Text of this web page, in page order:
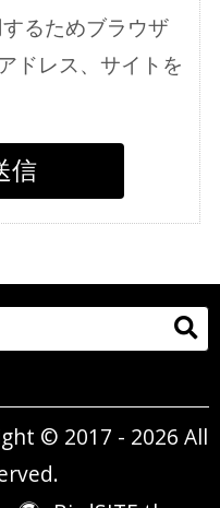
るためブラウザ
ドレス、サイトを
© 2017 - 2026 All